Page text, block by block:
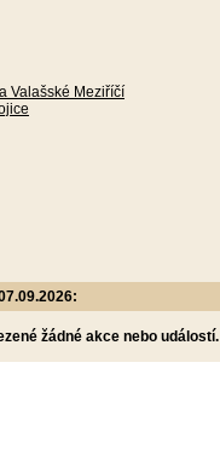
Valašské Meziříčí
žádné akce nebo událostí.